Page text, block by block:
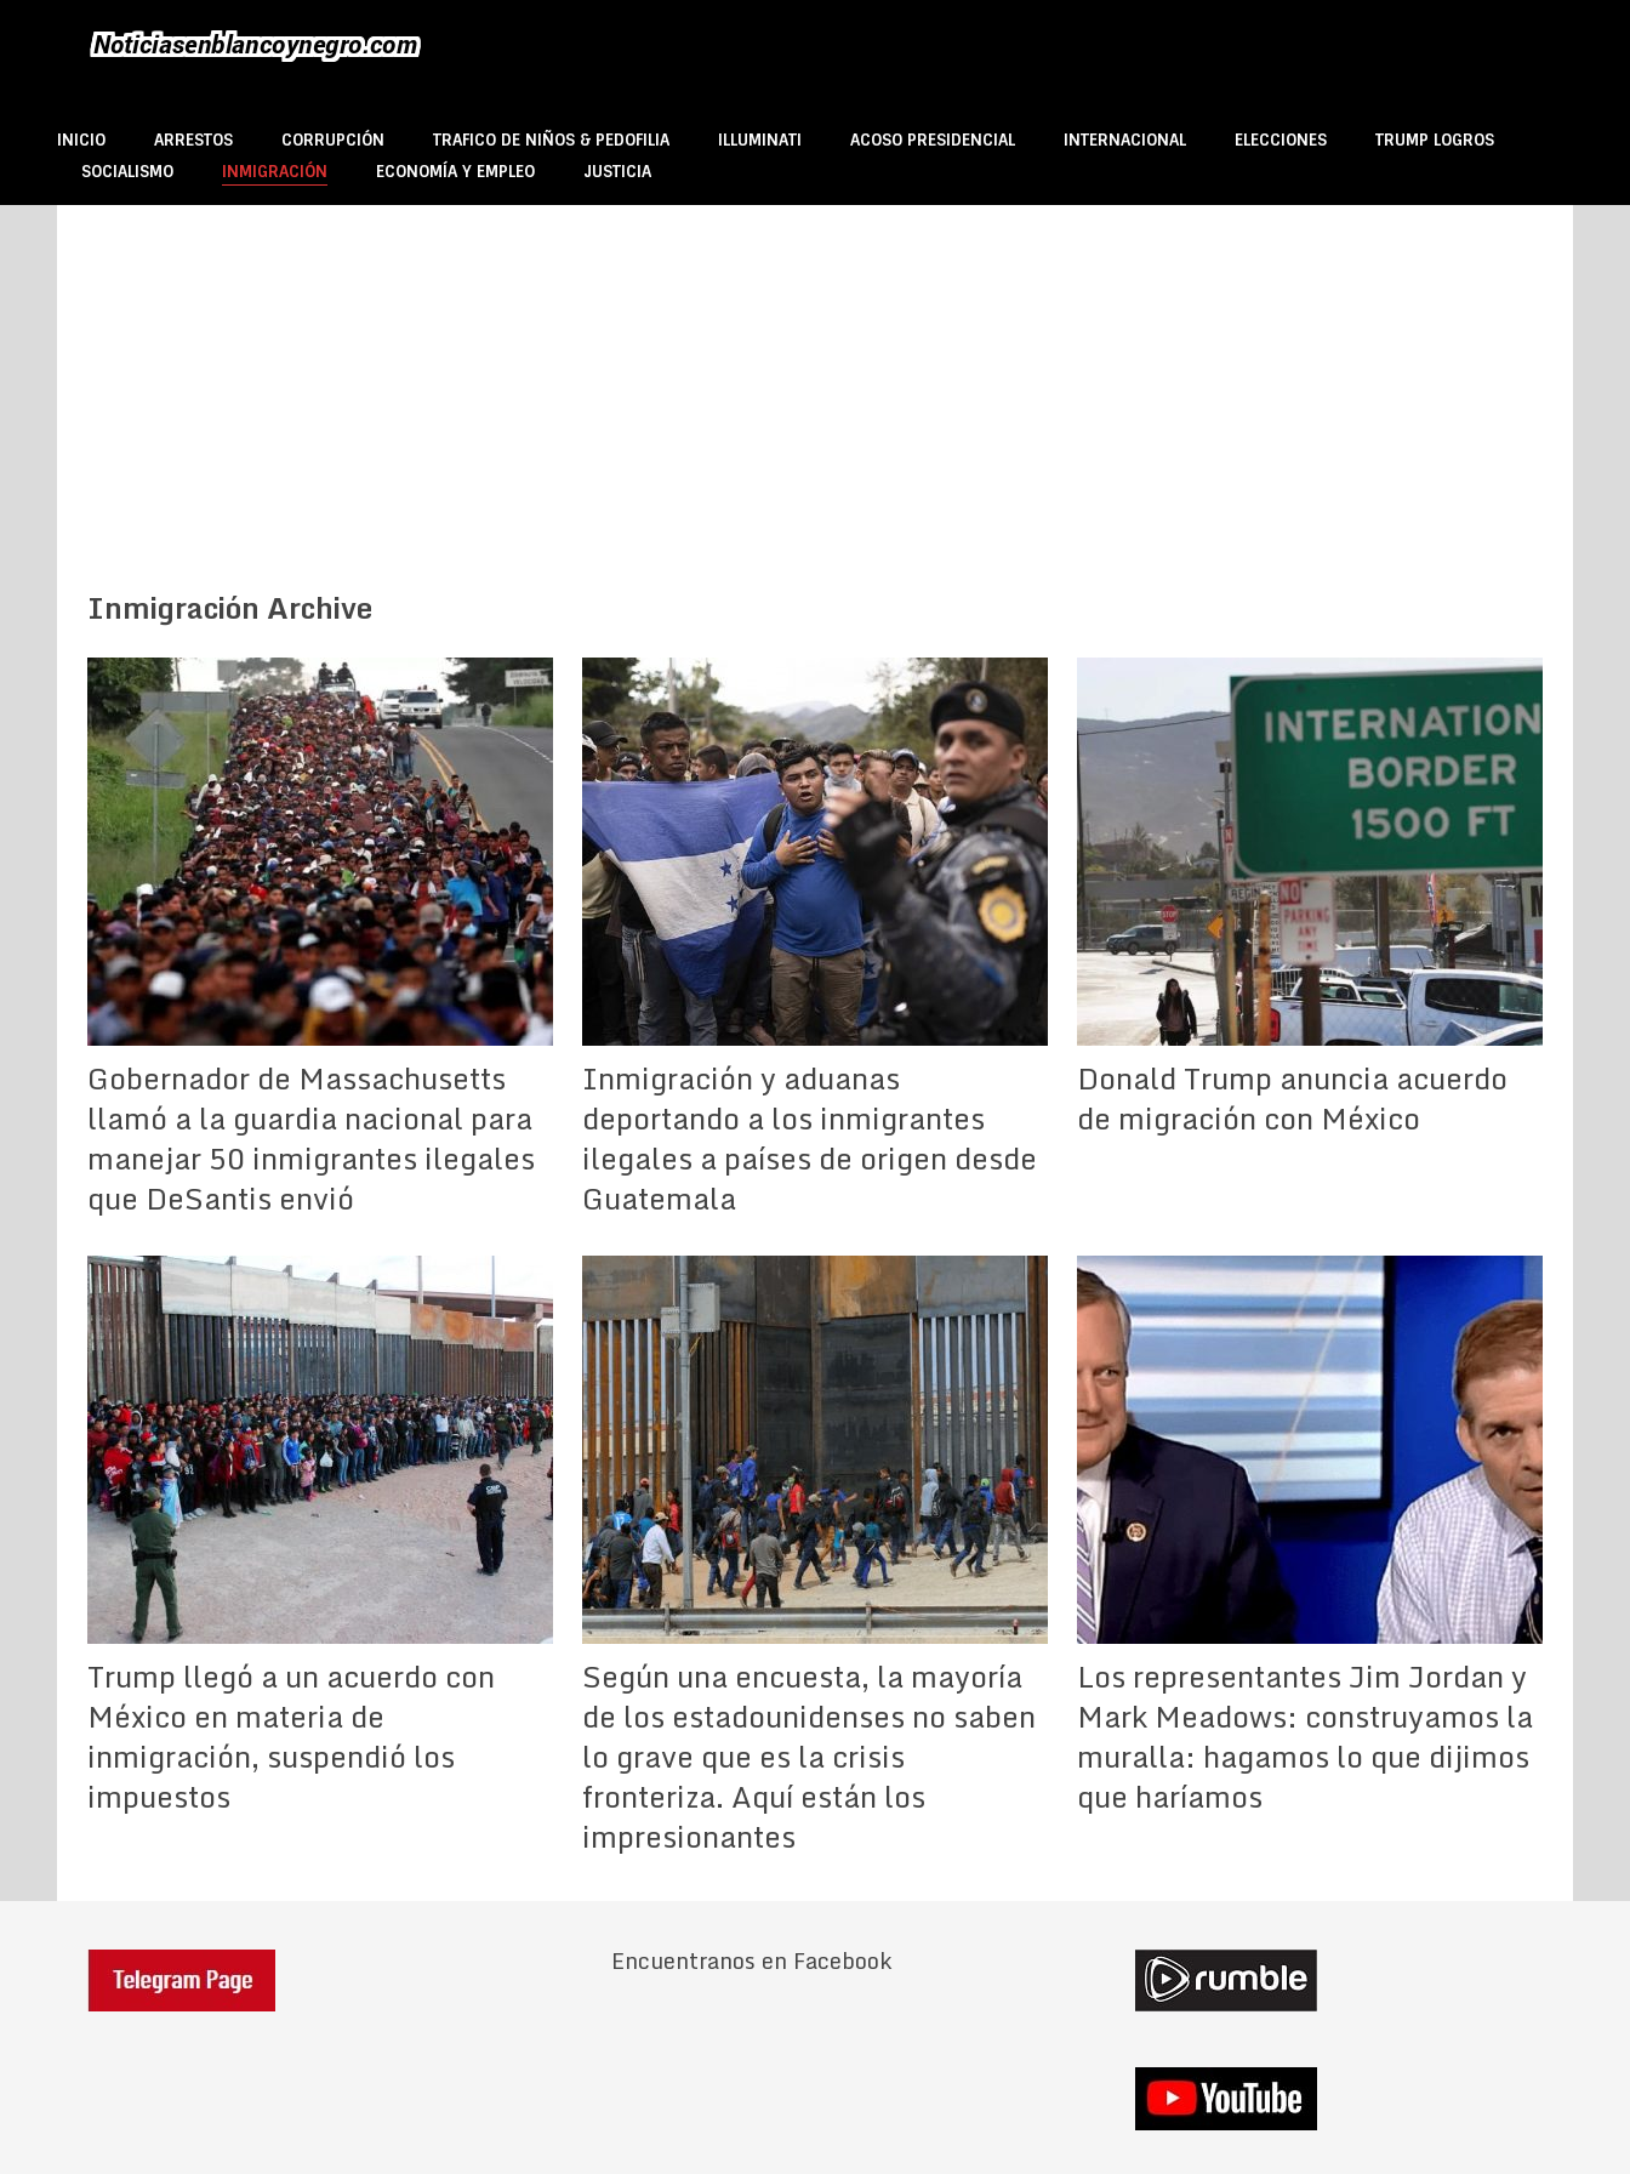
INICIO ARRESTOS CORRUPCIÓN TRAFICO DE NIÑOS & PEDOFILIA ILLUMINATI ACOSO PRESIDENCIAL INTERNACIONAL ELECCIONES
TRUMP LOGROS
SOCIALISMO
INMIGRACIÓN ECONOMÍA Y EMPLEO JUSTICIA
Inmigración Archive
Gobernador de Massachusetts
llamó a la guardia nacional para
manejar 50 inmigrantes ilegales
que DeSantis envió
Inmigración y aduanas
deportando a los inmigrantes
ilegales a países de origen desde
Guatemala
Donald Trump anuncia acuerdo
de migración con México
Trump llegó a un acuerdo con
México en materia de
inmigración, suspendió los
impuestos
Según una encuesta, la mayoría
de los estadounidenses no saben
lo grave que es la crisis
fronteriza. Aquí están los
impresionantes
Los representantes Jim Jordan y
Mark Meadows: construyamos la
muralla: hagamos lo que dijimos
que haríamos
Encuentranos en Facebook